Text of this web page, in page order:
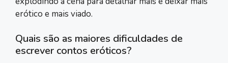
erótico e mais viado.
Quais são as maiores dificuldades de
escrever contos eróticos?